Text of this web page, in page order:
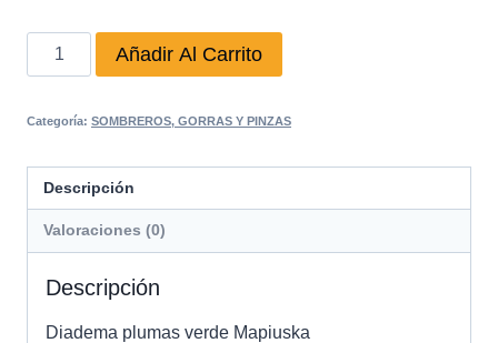
Diadema
plumas
Mapiuska
Añadir Al Carrito
Categoría: SOMBREROS, GORRAS Y PINZAS
Descripción
Valoraciones (0)
Descripción
Diadema plumas verde Mapiuska